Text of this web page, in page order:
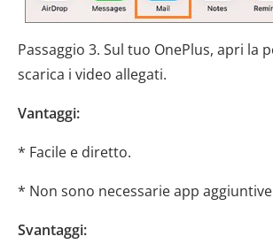
Passaggio 3. Sul tuo OnePlus, apri la
scarica i video allegati.
Vantaggi:
* Facile e diretto.
* Non sono necessarie app
Svantaggi: